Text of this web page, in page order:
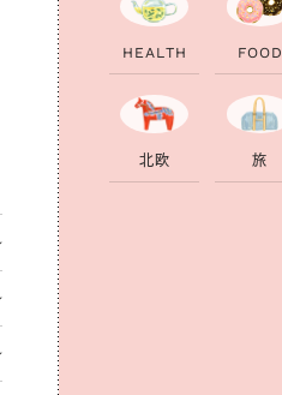
H EALTH FOOD
北欧 旅